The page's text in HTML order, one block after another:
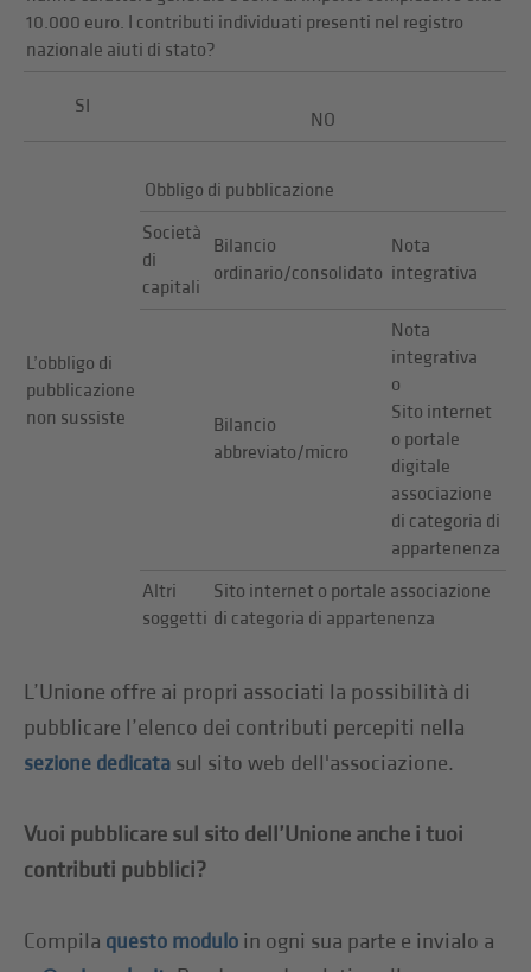
10.000 euro. I contributi individuati presenti nel registro
nazionale aiuti di stato?
SI
NO
L’obbligo di
pubblicazione
non sussiste
Obbligo di pubblicazione
Società
di
capitali
Bilancio
ordinario/consolidato
Nota
integrativa
Bilancio
abbreviato/micro
Nota
integrativa
o
Sito internet
o portale
digitale
associazione
di categoria di
appartenenza
Altri
soggetti
Sito internet o portale associazione
di categoria di appartenenza
L’Unione offre ai propri associati la possibilità di
pubblicare l’elenco dei contributi percepiti nella
sezione dedicata sul sito web dell'associazione.
Vuoi pubblicare sul sito dell’Unione anche i tuoi
contributi pubblici?
Compila questo modulo in ogni sua parte e invialo a